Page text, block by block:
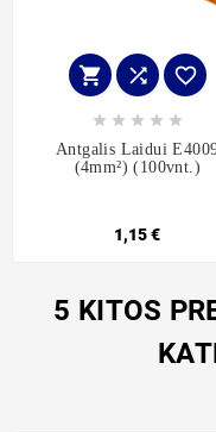
  
    
Antgalis Laidui
(4mm²) (100vnt.)
1,15 €
5 KITOS